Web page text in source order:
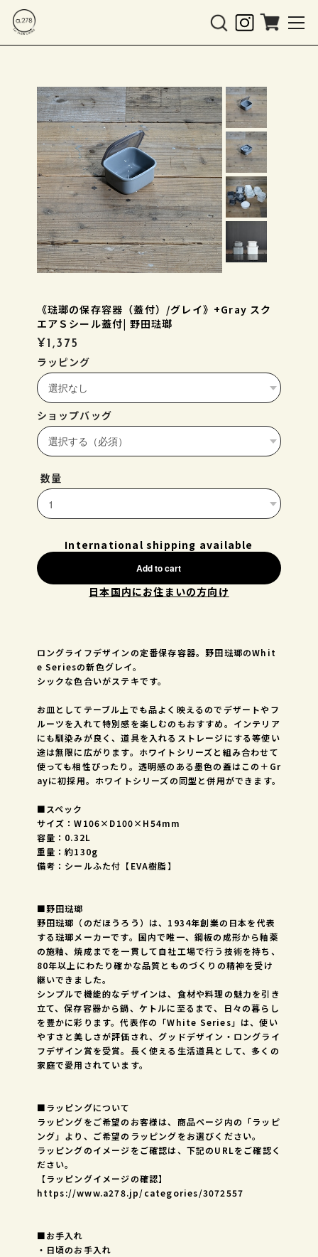
《琺瑯の保存容器（蓋付）/グレイ》+Gray スク
エアＳシール蓋付| 野田琺瑯
¥1,375
ラッピング
ショップバッグ
数量
International shipping available
Add to cart
日本国内にお住まいの方向け
ロングライフデザインの定番保存容器。野田琺瑯のWhit
e Seriesの新色グレイ。
シックな色合いがステキです。
お皿としてテーブル上でも品よく映えるのでデザートやフ
ルーツを入れて特別感を楽しむのもおすすめ。インテリア
にも馴染みが良く、道具を入れるストレージにする等使い
途は無限に広がります。ホワイトシリーズと組み合わせて
使っても相性ぴったり。透明感のある墨色の蓋はこの＋Gr
ayに初採用。ホワイトシリーズの同型と併用ができます。
■スペック
サイズ：W106×D100×H54mm
容量：0.32L
重量：約130g
備考：シールふた付【EVA樹脂】
■野田琺瑯
野田琺瑯（のだほうろう）は、1934年創業の日本を代表
する琺瑯メーカーです。国内で唯一、鋼板の成形から釉薬
の施釉、焼成までを一貫して自社工場で行う技術を持ち、
80年以上にわたり確かな品質とものづくりの精神を受け
継いできました。
シンプルで機能的なデザインは、食材や料理の魅力を引き
立て、保存容器から鍋、ケトルに至るまで、日々の暮らし
を豊かに彩ります。代表作の「White Series」は、使い
やすさと美しさが評価され、グッドデザイン・ロングライ
フデザイン賞を受賞。長く使える生活道具として、多くの
家庭で愛用されています。
■ラッピングについて
ラッピングをご希望のお客様は、商品ページ内の「ラッピ
ング」より、ご希望のラッピングをお選びください。
ラッピングのイメージをご確認は、下記のURLをご確認く
ださい。
【ラッピングイメージの確認】
https://www.a278.jp/categories/3072557
■お手入れ
・日頃のお手入れ